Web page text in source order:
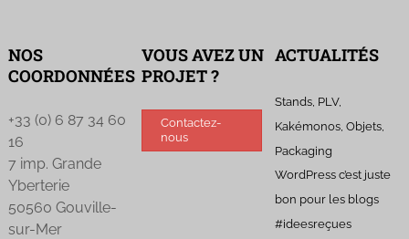
NOS
COORDONNÉES
+33 (0) 6 87 34 60
16
7 imp. Grande
Yberterie
50560 Gouville-
sur-Mer
VOUS AVEZ UN
PROJET ?
Contactez-
nous
ACTUALITÉS
Stands, PLV,
Kakémonos, Objets,
Packaging
WordPress c’est juste
bon pour les blogs
#ideesreçues